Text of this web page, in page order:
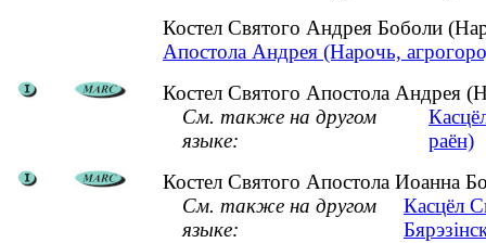
Костел Святого Андрея Боболи
Апостола Андрея (Нарочь,
Костел Святого Апостола Андрея
См. также на другом
языке:
раён)
Костел Святого Апостола Иоанна
См. также на другом
языке:
Касцёл